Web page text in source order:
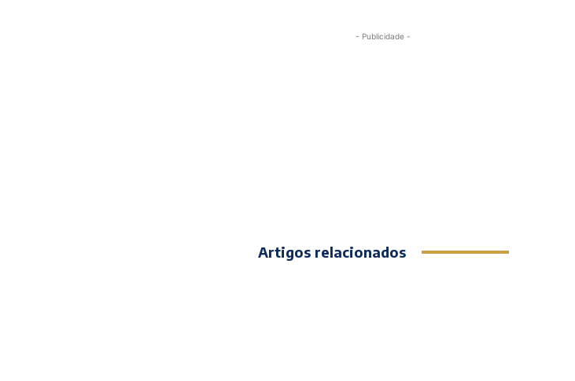
- Publicidade -
Artigos relacionados